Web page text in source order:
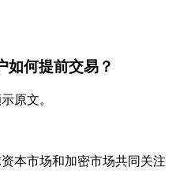
如何提前交易？
原文。
本市场和加密市场共同关注